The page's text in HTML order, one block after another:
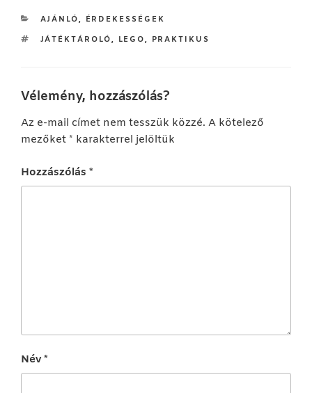
KATEGÓRIÁK
AJÁNLÓ, ÉRDEKESSÉGEK
CÍMKÉK
JÁTÉKTÁROLÓ, LEGO, PRAKTIKUS
Vélemény, hozzászólás?
Az e-mail címet nem tesszük közzé. A kötelező
mezőket * karakterrel jelöltük
Hozzászólás *
Név*